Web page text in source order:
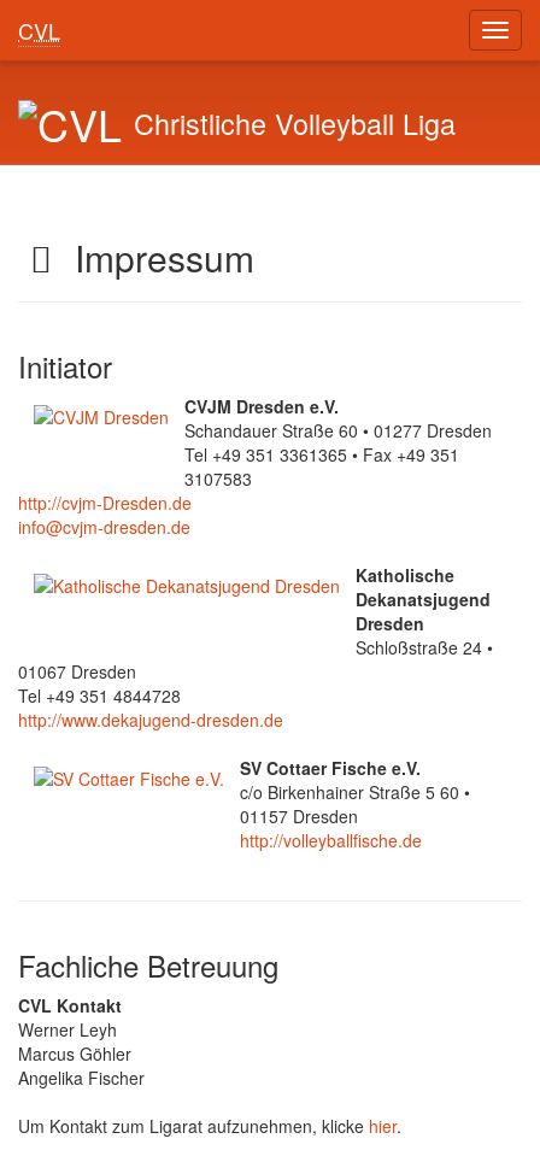
CVL
Christliche Volleyball Liga
Impressum
Initiator
CVJM Dresden e.V.
Schandauer Straße 60 • 01277 Dresden
Tel +49 351 3361365 • Fax +49 351
3107583
http://cvjm-Dresden.de
info@cvjm-dresden.de
Katholische
Dekanatsjugend
Dresden
Schloßstraße 24 •
01067 Dresden
Tel +49 351 4844728
http://www.dekajugend-dresden.de
SV Cottaer Fische e.V.
c/o Birkenhainer Straße 5 60 •
01157 Dresden
http://volleyballfische.de
Fachliche Betreuung
CVL Kontakt
Werner Leyh
Marcus Göhler
Angelika Fischer
Um Kontakt zum Ligarat aufzunehmen, klicke hier.